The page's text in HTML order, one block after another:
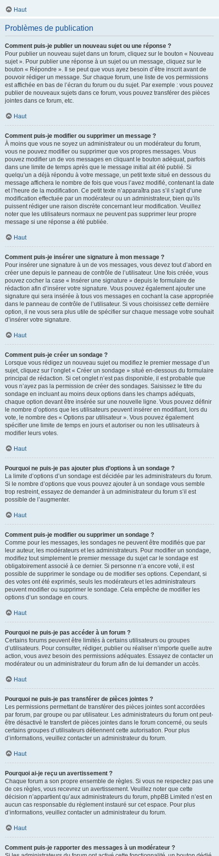
Haut
Problèmes de publication
Comment puis-je publier un nouveau sujet ou une réponse ?
Pour publier un nouveau sujet dans un forum, cliquez sur le bouton « Nouveau
sujet ». Pour publier une réponse à un sujet ou un message, cliquez sur le
bouton « Répondre ». Il se peut que vous ayez besoin d’être inscrit avant de
pouvoir rédiger un message. Sur chaque forum, une liste de vos permissions
est affichée en bas de l’écran du forum ou du sujet. Par exemple : vous pouvez
publier de nouveaux sujets dans ce forum, vous pouvez transférer des pièces
jointes dans ce forum, etc.
Haut
Comment puis-je modifier ou supprimer un message ?
À moins que vous ne soyez un administrateur ou un modérateur du forum,
vous ne pouvez modifier ou supprimer que vos propres messages. Vous
pouvez modifier un de vos messages en cliquant le bouton adéquat, parfois
dans une limite de temps après que le message initial ait été publié. Si
quelqu’un a déjà répondu à votre message, un petit texte situé en dessous du
message affichera le nombre de fois que vous l’avez modifié, contenant la date
et l’heure de la modification. Ce petit texte n’apparaîtra pas s’il s’agit d’une
modification effectuée par un modérateur ou un administrateur, bien qu’ils
puissent rédiger une raison discrète concernant leur modification. Veuillez
noter que les utilisateurs normaux ne peuvent pas supprimer leur propre
message si une réponse a été publiée.
Haut
Comment puis-je insérer une signature à mon message ?
Pour insérer une signature à un de vos messages, vous devez tout d’abord en
créer une depuis le panneau de contrôle de l’utilisateur. Une fois créée, vous
pouvez cocher la case « Insérer une signature » depuis le formulaire de
rédaction afin d’insérer votre signature. Vous pouvez également ajouter une
signature qui sera insérée à tous vos messages en cochant la case appropriée
dans le panneau de contrôle de l’utilisateur. Si vous choisissez cette dernière
option, il ne vous sera plus utile de spécifier sur chaque message votre souhait
d’insérer votre signature.
Haut
Comment puis-je créer un sondage ?
Lorsque vous rédigez un nouveau sujet ou modifiez le premier message d’un
sujet, cliquez sur l’onglet « Créer un sondage » situé en-dessous du formulaire
principal de rédaction. Si cet onglet n’est pas disponible, il est probable que
vous n’ayez pas la permission de créer des sondages. Saisissez le titre du
sondage en incluant au moins deux options dans les champs adéquats,
chaque option devant être insérée sur une nouvelle ligne. Vous pouvez définir
le nombre d’options que les utilisateurs peuvent insérer en modifiant, lors du
vote, le nombre des « Options par utilisateur ». Vous pouvez également
spécifier une limite de temps en jours et autoriser ou non les utilisateurs à
modifier leurs votes.
Haut
Pourquoi ne puis-je pas ajouter plus d’options à un sondage ?
La limite d’options d’un sondage est décidée par les administrateurs du forum.
Si le nombre d’options que vous pouvez ajouter à un sondage vous semble
trop restreint, essayez de demander à un administrateur du forum s’il est
possible de l’augmenter.
Haut
Comment puis-je modifier ou supprimer un sondage ?
Comme pour les messages, les sondages ne peuvent être modifiés que par
leur auteur, les modérateurs et les administrateurs. Pour modifier un sondage,
modifiez tout simplement le premier message du sujet car le sondage est
obligatoirement associé à ce dernier. Si personne n’a encore voté, il est
possible de supprimer le sondage ou de modifier ses options. Cependant, si
des votes ont été exprimés, seuls les modérateurs et les administrateurs
peuvent modifier ou supprimer le sondage. Cela empêche de modifier les
options d’un sondage en cours.
Haut
Pourquoi ne puis-je pas accéder à un forum ?
Certains forums peuvent être limités à certains utilisateurs ou groupes
d’utilisateurs. Pour consulter, rédiger, publier ou réaliser n’importe quelle autre
action, vous avez besoin des permissions adéquates. Essayez de contacter un
modérateur ou un administrateur du forum afin de lui demander un accès.
Haut
Pourquoi ne puis-je pas transférer de pièces jointes ?
Les permissions permettant de transférer des pièces jointes sont accordées
par forum, par groupe ou par utilisateur. Les administrateurs du forum ont peut-
être désactivé le transfert de pièces jointes dans le forum concerné, ou seuls
certains groupes d’utilisateurs détiennent cette autorisation. Pour plus
d’informations, veuillez contacter un administrateur du forum.
Haut
Pourquoi ai-je reçu un avertissement ?
Chaque forum a son propre ensemble de règles. Si vous ne respectez pas une
de ces règles, vous recevrez un avertissement. Veuillez noter que cette
décision n’appartient qu’aux administrateurs du forum, phpBB Limited n’est en
aucun cas responsable du règlement instauré sur cet espace. Pour plus
d’informations, veuillez contacter un administrateur du forum.
Haut
Comment puis-je rapporter des messages à un modérateur ?